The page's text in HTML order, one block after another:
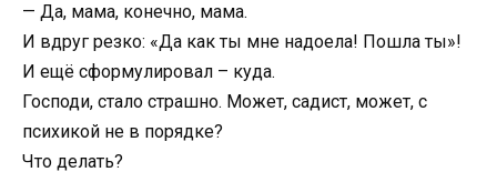
— Да, мама, конечно, мама.
И вдруг резко: «Да как ты мне надоела! Пошла ты»!
И ещё сформулировал – куда.
Господи, стало страшно. Может, садист, может, с
психикой не в порядке?
Что делать?